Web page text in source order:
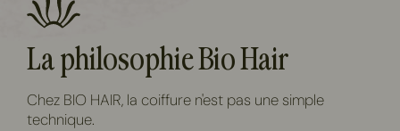
La philosophie Bio Hair
Chez BIO HAIR, la coiffure n'est pas une simple
technique.